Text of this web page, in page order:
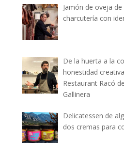
Jamón de oveja
charcutería con
De la huerta a la
honestidad
Restaurant Racó
Gallinera
Delicatessen de
dos cremas para